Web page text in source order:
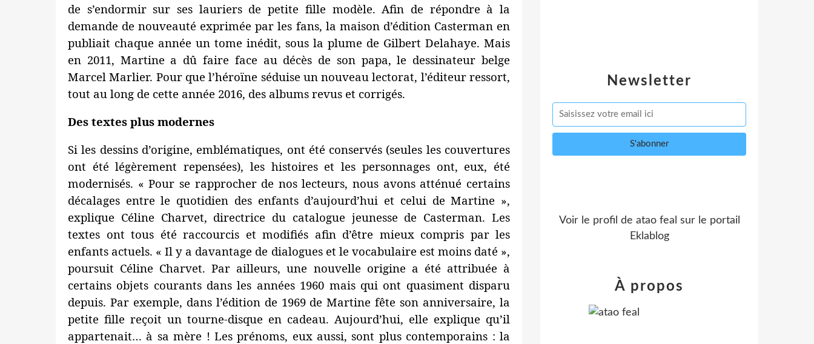
de s’endormir sur ses lauriers de petite fille modèle. Afin de répondre à la
demande de nouveauté exprimée par les fans, la maison d’édition Casterman en
publiait chaque année un tome inédit, sous la plume de Gilbert Delahaye. Mais
en 2011, Martine a dû faire face au décès de son papa, le dessinateur belge
Marcel Marlier. Pour que l’héroïne séduise un nouveau lectorat, l’éditeur ressort,
tout au long de cette année 2016, des albums revus et corrigés.
Des textes plus modernes
Si les dessins d’origine, emblématiques, ont été conservés (seules les couvertures
ont été légèrement repensées), les histoires et les personnages ont, eux, été
modernisés. « Pour se rapprocher de nos lecteurs, nous avons atténué certains
décalages entre le quotidien des enfants d’aujourd’hui et celui de Martine »,
explique Céline Charvet, directrice du catalogue jeunesse de Casterman. Les
textes ont tous été raccourcis et modifiés afin d’être mieux compris par les
enfants actuels. « Il y a davantage de dialogues et le vocabulaire est moins daté »,
poursuit Céline Charvet. Par ailleurs, une nouvelle origine a été attribuée à
certains objets courants dans les années 1960 mais qui ont quasiment disparu
depuis. Par exemple, dans l’édition de 1969 de Martine fête son anniversaire, la
petite fille reçoit un tourne-disque en cadeau. Aujourd’hui, elle explique qu’il
appartenait… à sa mère ! Les prénoms, eux aussi, sont plus contemporains : la
Newsletter
Voir le profil de atao feal sur le portail
Eklablog
À propos